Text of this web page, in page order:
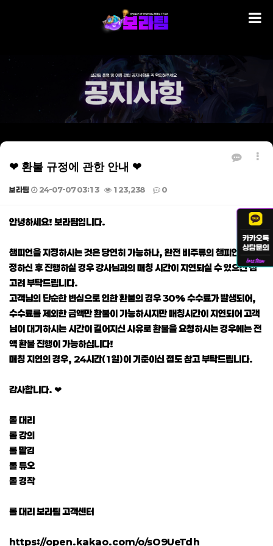
❤ 환불 규정에 관한 안내 ❤
보라팀 24-07-07 03:13 123,238 0
본문
안녕하세요! 보라팀입니다.
챔피언을 지정하시는 것은 당연히 가능하나, 완전 비주류의 챔피언을 지
정하신 후 진행하실 경우 강사님과의 매칭 시간이 지연되실 수 있으신 점
고려 부탁드립니다.
고객님의 단순한 변심으로 인한 환불의 경우 30% 수수료가 발생되어,
수수료를 제외한 금액만 환불이 가능하시지만 매칭시간이 지연되어 고객
님이 대기하시는 시간이 길어지신 사유로 환불을 요청하시는 경우에는 전
액 환불 진행이 가능하십니다!
매칭 지연의 경우, 24시간(1일)이 기준이신 점도 참고 부탁드립니다.
감사합니다. ❤
롤 대리
롤 강의
롤 맡김
롤 듀오
롤 경작
롤 대리 보라팀 고객센터
https://open.kakao.com/o/sO9UeTdh